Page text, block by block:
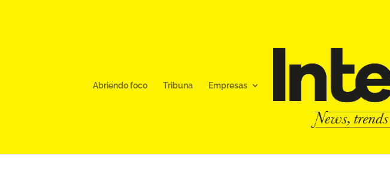
Abriendo foco Tribuna Empresas